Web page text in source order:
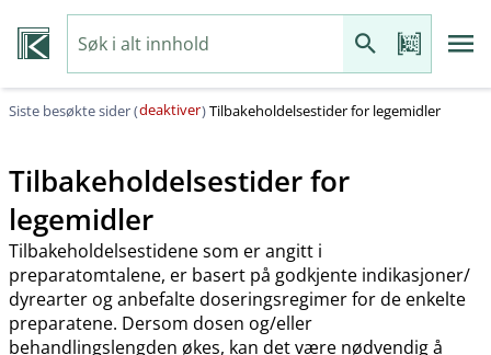
Siste besøkte sider (deaktiver)Tilbakeholdelsestider for legemidler
Tilbakeholdelsestider for
legemidler
Tilbakeholdelsestidene som er angitt i
preparatomtalene, er basert på godkjente indikasjoner​/​
dyrearter og anbefalte doseringsregimer for de enkelte
preparatene. Dersom dosen og​/​eller
behandlingslengden økes, kan det være nødvendig å